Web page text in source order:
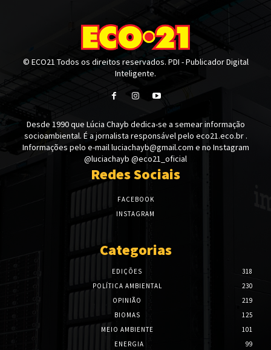
© ECO21 Todos os direitos reservados. PDI - Publicador Digital
Inteligente.
Desde 1990 que Lúcia Chayb dedica-se a semear informação
socioambiental. É a jornalista responsável pelo eco21.eco.br .
Informações pelo e-mail luciachayb@gmail.com e no Instagram
@luciachayb @eco21_oficial
Redes Sociais
FACEBOOK
INSTAGRAM
Categorias
EDIÇÕES
318
POLÍTICA AMBIENTAL
230
OPINIÃO
219
BIOMAS
125
MEIO AMBIENTE
101
ENERGIA
99